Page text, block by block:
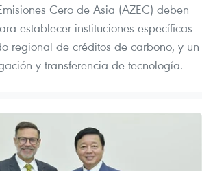
Cero de Asia (AZEC) deben
establecer instituciones específicas
regional de créditos de carbono, y un
y transferencia de tecnología.